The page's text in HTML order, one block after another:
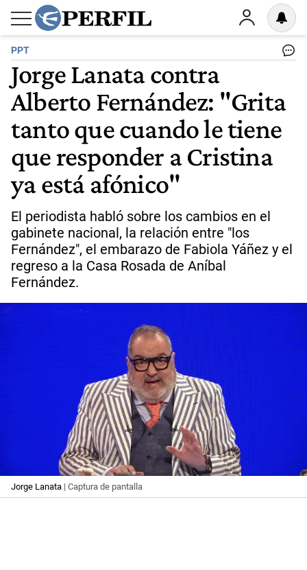
PPT
Jorge Lanata contra
Alberto Fernández: "Grita
tanto que cuando le tiene
que responder a Cristina
ya está afónico"
El periodista habló sobre los cambios en el
gabinete nacional, la relación entre "los
Fernández", el embarazo de Fabiola Yáñez y el
regreso a la Casa Rosada de Aníbal
Fernández.
Jorge Lanata | Captura de pantalla